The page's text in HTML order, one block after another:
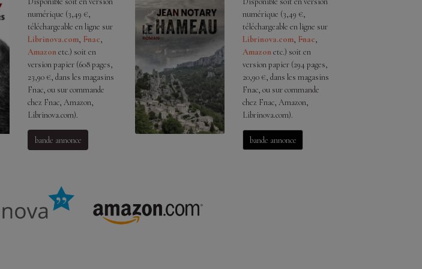
numérique (3,49 €,
téléchargeable en ligne sur
Librinova.com, Fnac,
Amazon etc.) soit en
version papier (608 pages,
23,90 €, dans les magasins
Fnac, ou sur commande
chez Fnac, Amazon,
Librinova.com).
bande annonce
numérique (3,49 €,
téléchargeable en ligne sur
Librinova.com, Fnac,
Amazon etc.) soit en
version papier (294 pages,
20,90 €, dans les magasins
Fnac, ou sur commande
chez Fnac, Amazon,
Librinova.com).
bande annonce